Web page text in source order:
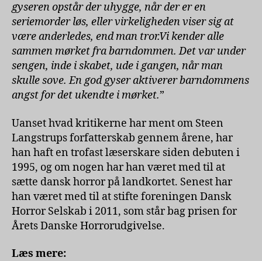
gyseren opstår der uhygge, når der er en
seriemorder løs, eller virkeligheden viser sig at
være anderledes, end man tror.Vi kender alle
sammen mørket fra barndommen. Det var under
sengen, inde i skabet, ude i gangen, når man
skulle sove. En god gyser aktiverer barndommens
angst for det ukendte i mørket.”
Uanset hvad kritikerne har ment om Steen
Langstrups forfatterskab gennem årene, har
han haft en trofast læserskare siden debuten i
1995, og om nogen har han været med til at
sætte dansk horror på landkortet. Senest har
han været med til at stifte foreningen Dansk
Horror Selskab i 2011, som står bag prisen for
Årets Danske Horrorudgivelse.
Læs mere: